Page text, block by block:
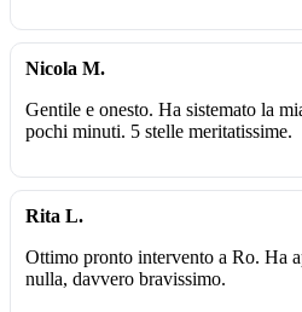
Nicola M.
Gentile e onesto. Ha sistemato la
pochi minuti. 5 stelle meritatissime.
Rita L.
Ottimo pronto intervento a Ro. Ha
nulla, davvero bravissimo.